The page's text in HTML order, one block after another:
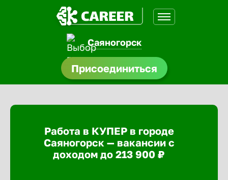
Саяногорск
Присоединиться
Работа в КУПЕР в городе
Саяногорск — вакансии с
доходом до 213 900 ₽